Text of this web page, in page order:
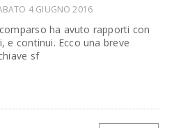
4 GIUGNO 2016
ha avuto rapporti con
e continui. Ecco una breve
sf